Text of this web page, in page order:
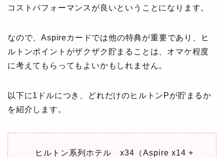
コストパフォーマンスが良いということになります。
なので、Aspireカードでは他の特典が重要であり、ヒ
ルトンポイントがザクザク貯まることは、オマケ程度
に考えてもらってもよいかもしれません。
以下に1ドルにつき、どれだけのヒルトンPが貯まるか
を紹介します。
ヒルトン系列ホテル x34（Aspire x14 +